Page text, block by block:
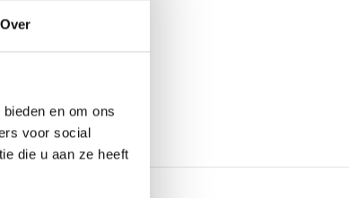
Over
en om ons
voor social
die u aan ze heeft